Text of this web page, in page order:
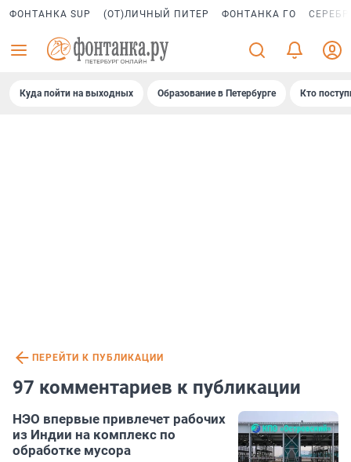
ФОНТАНКА SUP (ОТ)ЛИЧНЫЙ ПИТЕР ФОНТАНКА ГО
Куда пойти на выходных Образование в Петербурге Кто
ПЕРЕЙТИ К ПУБЛИКАЦИИ
97 комментариев к публикации
НЭО впервые привлечет рабочих
из Индии на комплекс по
обработке мусора